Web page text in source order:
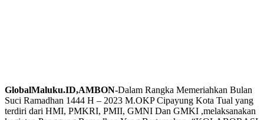
GlobalMaluku.ID,AMBON-Dalam Rangka Memeriahkan Bulan
Suci Ramadhan 1444 H – 2023 M.OKP Cipayung Kota Tual yang
terdiri dari HMI, PMKRI, PMII, GMNI Dan GMKI ,melaksanakan